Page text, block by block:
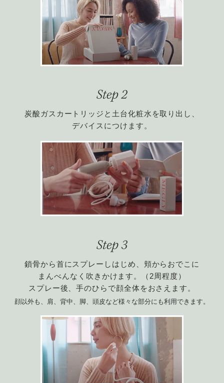
炭酸ガスカートリッジと土台化粧水を取り出し、
デバイスにつけます。
鎖骨から首にスプレーしはじめ、頬からおでこに
まんべんなく吹きかけます。（2周程度）
スプレー後、手のひらで顔全体をおさえます。
顔以外も、肩、背中、脚、頭皮など様々な部分にも利用できます。